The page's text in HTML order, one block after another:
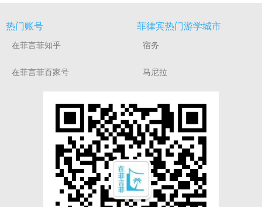
热门账号
在菲言菲知乎
在菲言菲百家号
菲律宾热门游学城市
宿务
马尼拉